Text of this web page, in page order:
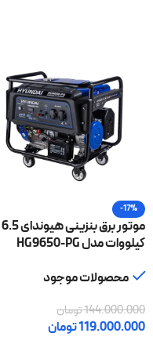
-17%
موتور برق بنزینی هیوندای 6.5
کیلووات مدل HG9650-PG
محصولات موجود
144.000.000تومان
119.000.000تومان